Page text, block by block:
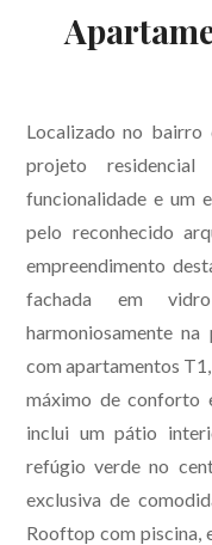
Localizado no bairro
projeto
funcionalidade e um
pelo reconhecido
empreendimento
fachada em
harmoniosamente
com apartamentos
máximo de conforto
inclui um pátio
refúgio verde no
exclusiva de
Rooftop com piscina,